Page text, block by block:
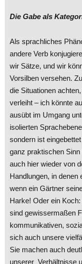
Die Gabe als
Als sprachliches
andere Verb
wir Sätze, und wir
Vorsilben versehen.
die Situationen
verleiht – ich könnte
ausübt im Umgang
isolierten
sondern ist
ganz praktischen Sinn
auch hier wieder von
Handlungen, in
wenn ein Gärtner
Harke! Oder ein Koch:
sind gewissermaßen
kommunikativen,
sich auch unsere
Sie machen auch
unserer Verhältnisse